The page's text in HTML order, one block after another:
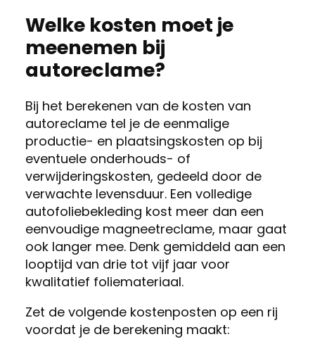
Welke kosten moet je
meenemen bij
autoreclame?
Bij het berekenen van de kosten van
autoreclame tel je de eenmalige
productie- en plaatsingskosten op bij
eventuele onderhouds- of
verwijderingskosten, gedeeld door de
verwachte levensduur. Een volledige
autofoliebekleding kost meer dan een
eenvoudige magneetreclame, maar gaat
ook langer mee. Denk gemiddeld aan een
looptijd van drie tot vijf jaar voor
kwalitatief foliemateriaal.
Zet de volgende kostenposten op een rij
voordat je de berekening maakt: